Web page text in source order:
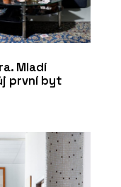
Mladí
první byt